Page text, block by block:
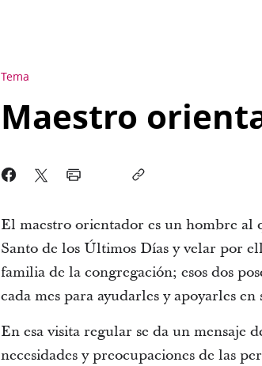
Tema
Maestro
El maestro orientador es un hombre al
Santo de los Últimos Días y velar por
familia de la congregación; esos dos
cada mes para ayudarles y apoyarles
En esa visita regular se da un mensaje
necesidades y preocupaciones de las